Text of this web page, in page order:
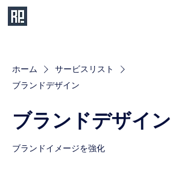
ホーム
サービスリスト
ブランドデザイン
ブランドデザイン
ブランドイメージを強化